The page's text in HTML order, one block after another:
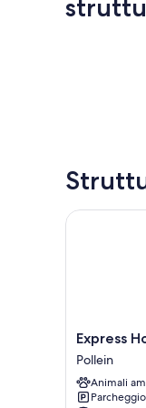
Express
Hotel
Aosta
East
Pollein
Express
Pollein
Animali
Express